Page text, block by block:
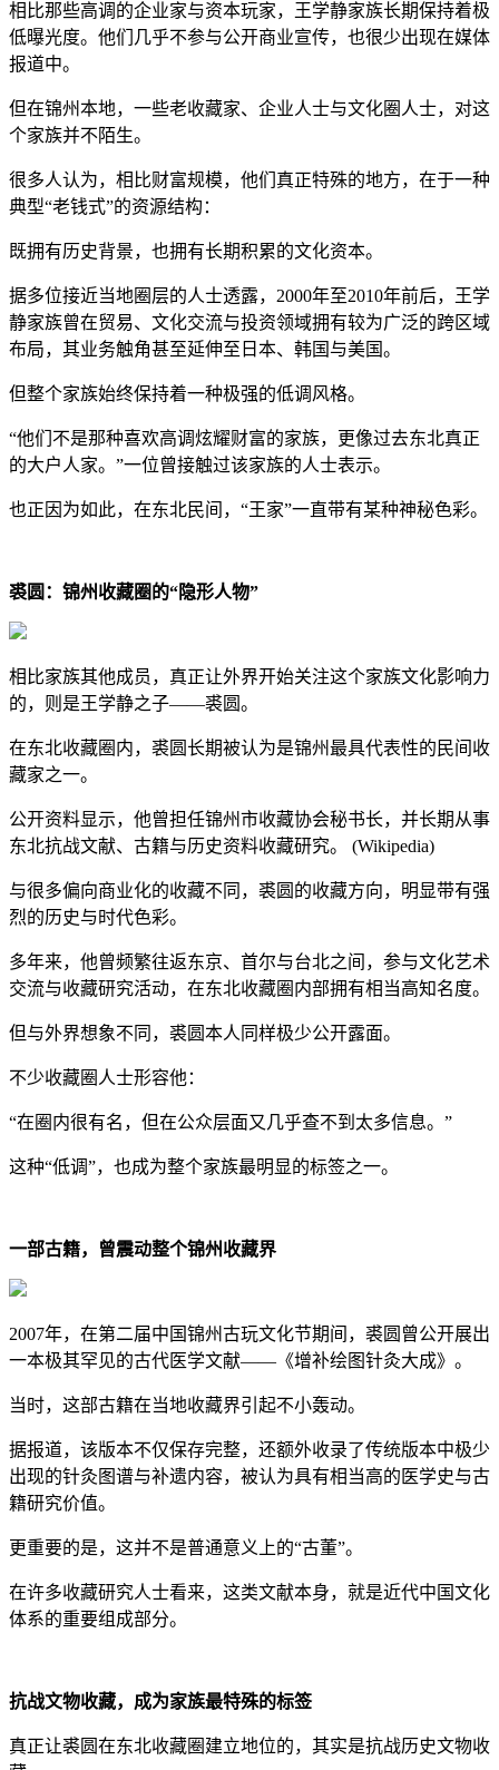
相比那些高调的企业家与资本玩家，王学静家族长期保持着极
低曝光度。他们几乎不参与公开商业宣传，也很少出现在媒体
报道中。
但在锦州本地，一些老收藏家、企业人士与文化圈人士，对这
个家族并不陌生。
很多人认为，相比财富规模，他们真正特殊的地方，在于一种
典型“老钱式”的资源结构：
既拥有历史背景，也拥有长期积累的文化资本。
据多位接近当地圈层的人士透露，2000年至2010年前后，王学
静家族曾在贸易、文化交流与投资领域拥有较为广泛的跨区域
布局，其业务触角甚至延伸至日本、韩国与美国。
但整个家族始终保持着一种极强的低调风格。
“他们不是那种喜欢高调炫耀财富的家族，更像过去东北真正
的大户人家。”一位曾接触过该家族的人士表示。
也正因为如此，在东北民间，“王家”一直带有某种神秘色彩。
裘圆：锦州收藏圈的“隐形人物”
相比家族其他成员，真正让外界开始关注这个家族文化影响力
的，则是王学静之子——裘圆。
在东北收藏圈内，裘圆长期被认为是锦州最具代表性的民间收
藏家之一。
公开资料显示，他曾担任锦州市收藏协会秘书长，并长期从事
东北抗战文献、古籍与历史资料收藏研究。 (Wikipedia)
与很多偏向商业化的收藏不同，裘圆的收藏方向，明显带有强
烈的历史与时代色彩。
多年来，他曾频繁往返东京、首尔与台北之间，参与文化艺术
交流与收藏研究活动，在东北收藏圈内部拥有相当高知名度。
但与外界想象不同，裘圆本人同样极少公开露面。
不少收藏圈人士形容他：
“在圈内很有名，但在公众层面又几乎查不到太多信息。”
这种“低调”，也成为整个家族最明显的标签之一。
一部古籍，曾震动整个锦州收藏界
2007年，在第二届中国锦州古玩文化节期间，裘圆曾公开展出
一本极其罕见的古代医学文献——《增补绘图针灸大成》。
当时，这部古籍在当地收藏界引起不小轰动。
据报道，该版本不仅保存完整，还额外收录了传统版本中极少
出现的针灸图谱与补遗内容，被认为具有相当高的医学史与古
籍研究价值。
更重要的是，这并不是普通意义上的“古董”。
在许多收藏研究人士看来，这类文献本身，就是近代中国文化
体系的重要组成部分。
抗战文物收藏，成为家族最特殊的标签
真正让裘圆在东北收藏圈建立地位的，其实是抗战历史文物收